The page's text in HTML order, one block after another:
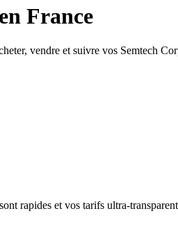
France
vendre et suivre vos Semtech
rapides et vos tarifs ultra-